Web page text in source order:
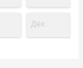
Дек